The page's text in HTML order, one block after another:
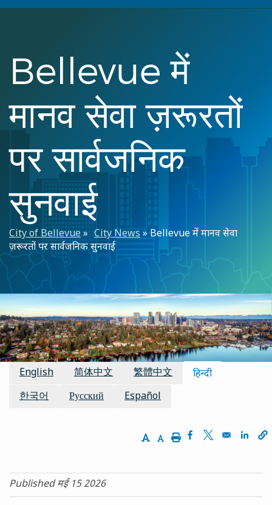
Bellevue में
मानव सेवा ज़रूरतों
पर सार्वजनिक
सुनवाई
पग
चिन्ह
City of Bellevue City News Bellevue में मानव सेवा
ज़रूरतों पर सार्वजनिक सुनवाई
उपलब्ध अनुवाद
English 简体中文 繁體中文
हिन्दी
한국어
Русский Español
Increase Text Size
Decrease Text Size
PrintOpens in a new
Opens in a
Published मई 15 2026